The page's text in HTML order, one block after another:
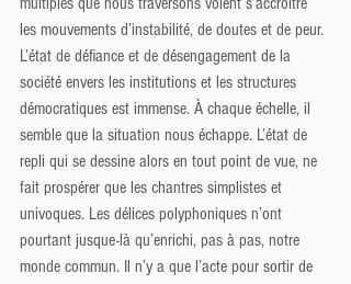
les mouvements d’instabilité, de doutes et de peur.
L’état de défiance et de désengagement de la
société envers les institutions et les structures
démocratiques est immense. À chaque échelle, il
semble que la situation nous échappe. L’état de
repli qui se dessine alors en tout point de vue, ne
fait prospérer que les chantres simplistes et
univoques. Les délices polyphoniques n’ont
pourtant jusque-là qu’enrichi, pas à pas, notre
monde commun. Il n’y a que l’acte pour sortir de